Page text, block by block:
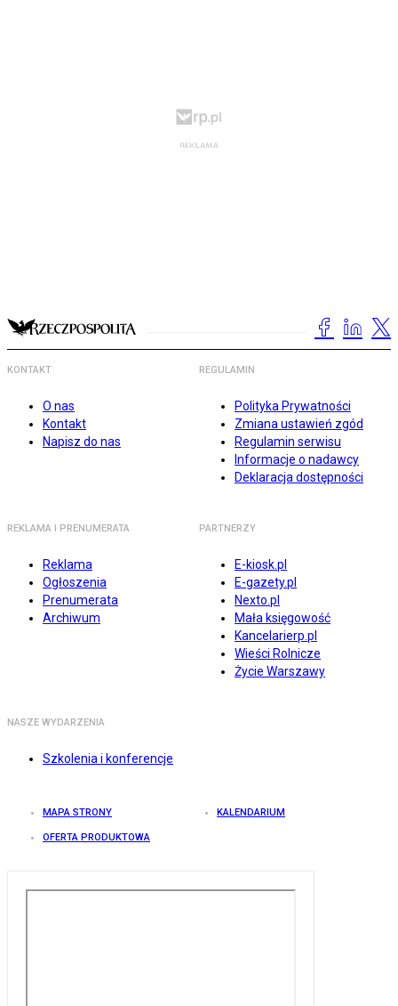
KONTAKT
O nas
Kontakt
Napisz do nas
REGULAMIN
Polityka Prywatności
Zmiana ustawień zgód
Regulamin serwisu
Informacje o nadawcy
Deklaracja dostępności
REKLAMA I PRENUMERATA
Reklama
Ogłoszenia
Prenumerata
Archiwum
PARTNERZY
E-kiosk.pl
E-gazety.pl
Nexto.pl
Mała księgowość
Kancelarierp.pl
Wieści Rolnicze
Życie Warszawy
NASZE WYDARZENIA
Szkolenia i konferencje
MAPA STRONY KALENDARIUM
OFERTA PRODUKTOWA